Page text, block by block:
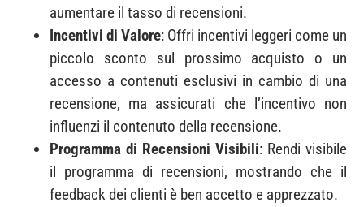
aumentare il tasso di recensioni.
Incentivi di Valore: Offri incentivi leggeri come un
piccolo sconto sul prossimo acquisto o un
accesso a contenuti esclusivi in cambio di una
recensione, ma assicurati che l’incentivo non
influenzi il contenuto della recensione.
Programma di Recensioni Visibili: Rendi visibile
il programma di recensioni, mostrando che il
feedback dei clienti è ben accetto e apprezzato.